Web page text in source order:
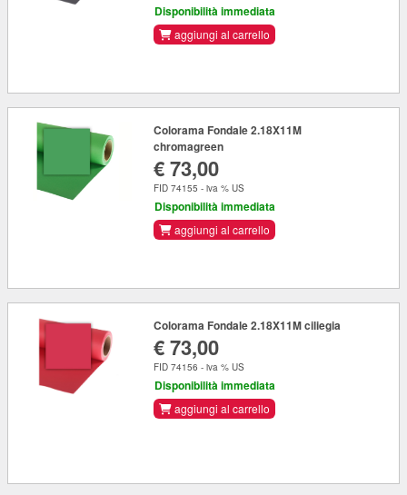
Disponibilità immediata
aggiungi al carrello
Colorama Fondale 2.18X11M
chromagreen
€ 73,00
FID 74155 - iva % US
Disponibilità immediata
aggiungi al carrello
Colorama Fondale 2.18X11M ciliegia
€ 73,00
FID 74156 - iva % US
Disponibilità immediata
aggiungi al carrello